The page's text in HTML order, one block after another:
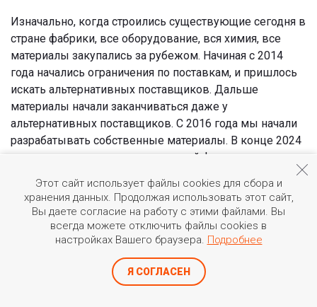
Изначально, когда строились существующие сегодня в
стране фабрики, все оборудование, вся химия, все
материалы закупались за рубежом. Начиная с 2014
года начались ограничения по поставкам, и пришлось
искать альтернативных поставщиков. Дальше
материалы начали заканчиваться даже у
альтернативных поставщиков. С 2016 года мы начали
разрабатывать собственные материалы. В конце 2024
года у нас появился отечественный фоторезист для
зарубежному. «Микрон» его уже использует. В
прошлом году закончилась работа по созданию
фоторезистов для 180 нанометров.
не одного материала, а целого комплекса материалов,
который на выходе позволяет проводить
Этот сайт использует файлы cookies для сбора и
хранения данных. Продолжая использовать этот сайт,
Вы даете согласие на работу с этими файлами. Вы
всегда можете отключить файлы cookies в
настройках Вашего браузера. Подробнее
Я СОГЛАСЕН